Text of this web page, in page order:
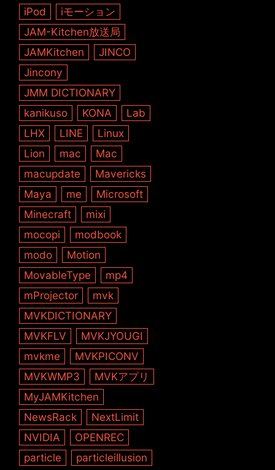
iPod
iモーション
JAM-Kitchen放送局
JAMKitchen
JINCO
Jincony
JMM DICTIONARY
kanikuso
KONA
Lab
LHX
LINE
Linux
Lion
mac
Mac
macupdate
Mavericks
Maya
me
Microsoft
Minecraft
mixi
mocopi
modbook
modo
Motion
MovableType
mp4
mProjector
mvk
MVKDICTIONARY
MVKFLV
MVKJYOUGI
mvkme
MVKPICONV
MVKWMP3
MVKアプリ
MyJAMKitchen
NewsRack
NextLimit
NVIDIA
OPENREC
particle
particleillusion